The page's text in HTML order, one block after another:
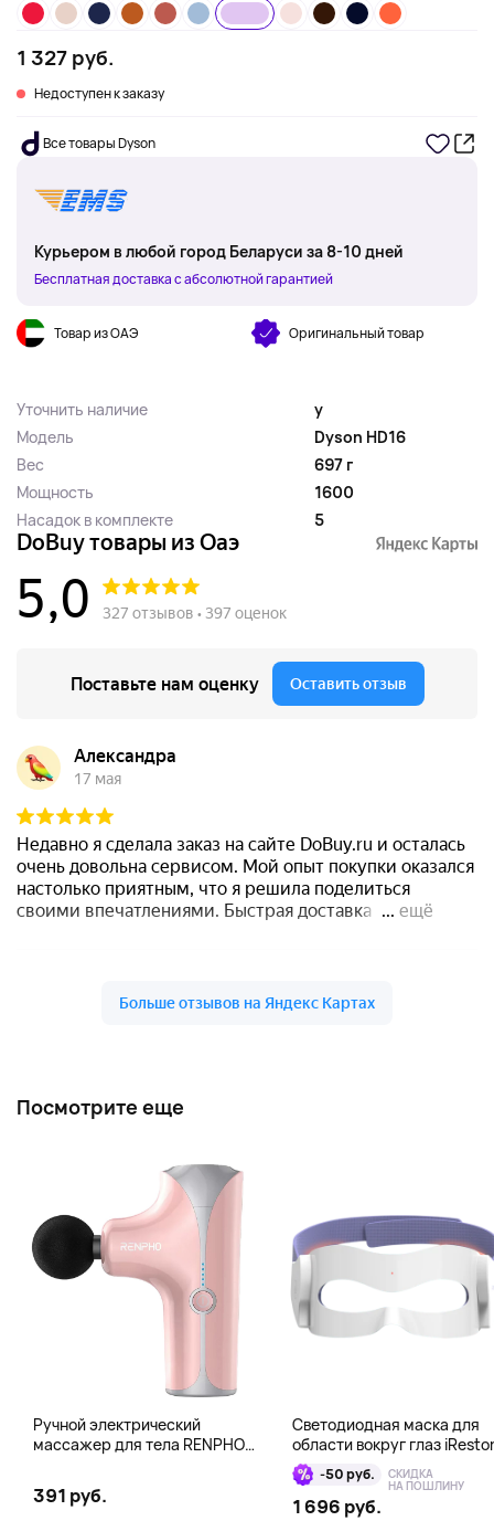
1 327 руб.
Недоступен к заказу
Все товары Dyson
Курьером в любой город Беларуси за 8-10 дней
Бесплатная доставка с абсолютной гарантией
Товар из ОАЭ Оригинальный товар
Уточнить наличие
y
Модель
Dyson HD16
Вес
697 г
Мощность
1600
Насадок в комплекте
5
Посмотрите еще
Ручной электрический
массажер для тела RENPHO
391 руб.
Светодиодная маска для
области вокруг глаз
Illumina LED Eye Mask
-50 руб. СКИДКА
НА ПОШЛИНУ
1 696 руб.